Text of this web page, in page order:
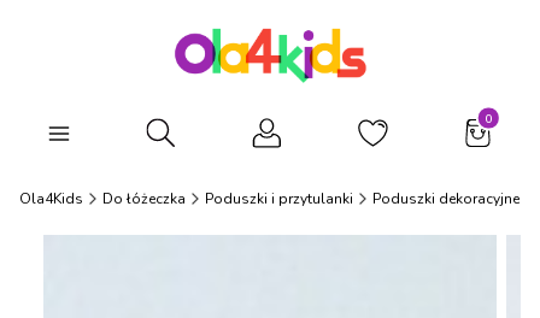
Otwórz wyszukiwarkę
Ola4Kids Do łóżeczka Poduszki i przytulanki Poduszki dekoracyjne